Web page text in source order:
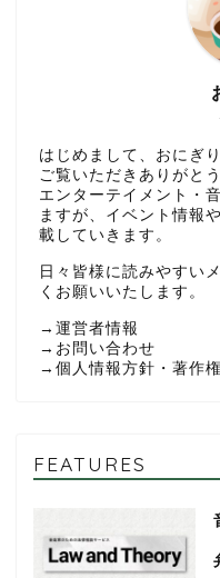
はじめまして、おにぎ
ご覧いただきありがと
エンターテイメント・
ますが、イベント情報
載していきます。
日々皆様に読みやすい
くお願いいたします。
→ 運営者情報
→ お問い合わせ
→ 個人情報方針・著作
FEATURES